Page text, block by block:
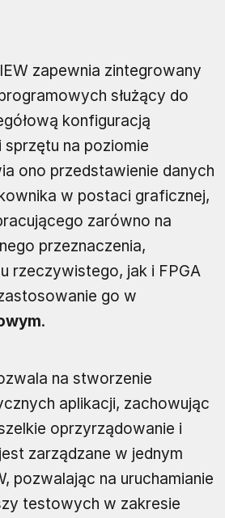
zapewnia zintegrowany
służący do
konfiguracją
na poziomie
ono przedstawienie danych
w postaci graficznej,
zarówno na
przeznaczenia,
rzeczywistego, jak i FPGA
go w
.
na stworzenie
aplikacji, zachowując
oprzyrządowanie i
zarządzane w jednym
pozwalając na uruchamianie
testowych w zakresie